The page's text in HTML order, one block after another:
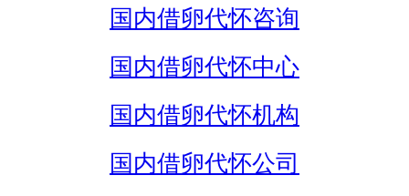
国内借卵代怀咨询
国内借卵代怀中心
国内借卵代怀机构
国内借卵代怀公司